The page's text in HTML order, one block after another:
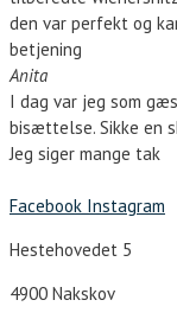
den var perfekt og
betjening
Anita
I dag var jeg som
bisættelse. Sikke en
Jeg siger mange tak
Facebook Instagram
Hestehovedet 5
4900 Nakskov